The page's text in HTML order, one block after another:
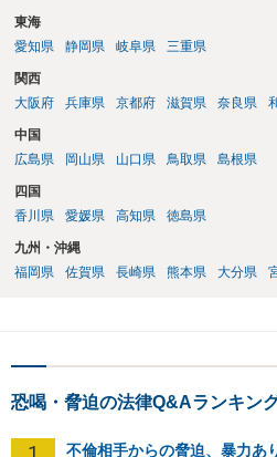
東海
愛知県
静岡県 岐阜県 三重県
関西
大阪府
兵庫県 京都府 滋賀県 奈良県
中国
広島県
岡山県 山口県 鳥取県 島根県
四国
香川県
愛媛県 高知県 徳島県
九州・沖縄
福岡県
佐賀県 長崎県 熊本県 大分県
恐喝・脅迫の法律Q&Aランキン